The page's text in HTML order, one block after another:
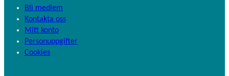
Bli medlem
Kontakta oss
Mitt konto
Personuppgifter
Cookies